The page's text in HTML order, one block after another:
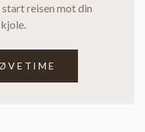
reisen mot din